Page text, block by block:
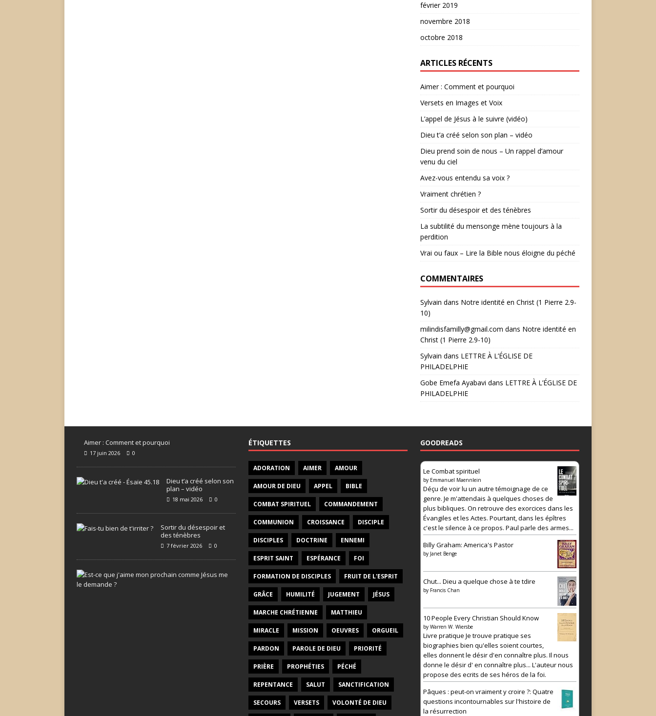
février 2019
novembre 2018
octobre 2018
ARTICLES RÉCENTS
Aimer : Comment et pourquoi
Versets en Images et Voix
L’appel de Jésus à le suivre (vidéo)
Dieu t’a créé selon son plan – vidéo
Dieu prend soin de nous – Un rappel d’amour
venu du ciel
Avez-vous entendu sa voix ?
Vraiment chrétien ?
Sortir du désespoir et des ténèbres
La subtilité du mensonge mène toujours à la
perdition
Vrai ou faux – Lire la Bible nous éloigne du péché
COMMENTAIRES
Sylvain dans Notre identité en Christ (1 Pierre 2.9-
10)
milindisfamilly@gmail.com dans Notre identité en
Christ (1 Pierre 2.9-10)
Sylvain dans LETTRE À L’ÉGLISE DE
PHILADELPHIE
Gobe Emefa Ayabavi dans LETTRE À L’ÉGLISE DE
PHILADELPHIE
Aimer : Comment et pourquoi
17 juin 2026 0
Dieu t’a créé selon son
plan – vidéo
18 mai 2026 0
Sortir du désespoir et
des ténèbres
7 février 2026 0
ÉTIQUETTES
ADORATION AIMER AMOUR
AMOUR DE DIEU APPEL BIBLE
COMBAT SPIRITUEL COMMANDEMENT
COMMUNION CROISSANCE DISCIPLE
DISCIPLES DOCTRINE ENNEMI
ESPRIT SAINT ESPÉRANCE FOI
FORMATION DE DISCIPLES FRUIT DE L'ESPRIT
GRÂCE HUMILITÉ JUGEMENT JÉSUS
MARCHE CHRÉTIENNE MATTHIEU
MIRACLE MISSION OEUVRES ORGUEIL
PARDON PAROLE DE DIEU PRIORITÉ
PRIÈRE PROPHÉTIES PÉCHÉ
REPENTANCE SALUT SANCTIFICATION
SECOURS VERSETS VOLONTÉ DE DIEU
GOODREADS
Le Combat spirituel
by Emmanuel Maennlein
Déçu de voir lu un autre témoignage de ce
genre. Je m'attendais à quelques choses de
plus bibliques. On retrouve des exorcices dans les
Évangiles et les Actes. Pourtant, dans les épîtres
c'est le silence à ce propos. Paul parle des armes...
Billy Graham: America's Pastor
by Janet Benge
Chut... Dieu a quelque chose à te tdire
by Francis Chan
10 People Every Christian Should Know
by Warren W. Wiersbe
Livre pratique Je trouve pratique ses
biographies bien qu'elles soient courtes,
elles donnent le désir d'en connaître plus. Il nous
donne le désir d' en connaître plus... L'auteur nous
propose des ecrits de ses héros de la foi.
Pâques : peut-on vraiment y croire ?: Quatre
questions incontournables sur l'histoire de
la résurrection